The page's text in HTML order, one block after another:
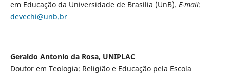
em Educação da Universidade de Brasília (UnB). E-mail:
devechi@unb.br
Geraldo Antonio da Rosa, UNIPLAC
Doutor em Teologia: Religião e Educação pela Escola